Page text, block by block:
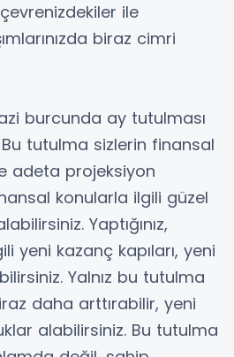
çevrenizdekiler ile
biraz cimri
burcunda ay tutulması
tutulma sizlerin finansal
adeta projeksiyon
konularla ilgili güzel
Yaptığınız,
yeni kazanç kapıları, yeni
Yalnız bu tutulma
daha arttırabilir, yeni
alabilirsiniz. Bu tutulma